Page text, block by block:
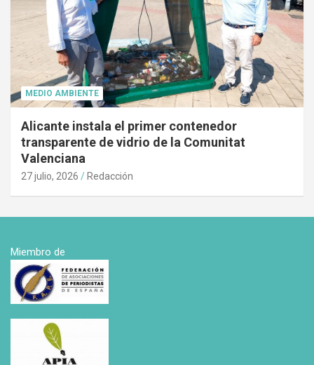
MEDIO AMBIENTE
Alicante instala el primer contenedor
transparente de vidrio de la Comunitat
Valenciana
27 julio, 2026 Redacción
Miembro de